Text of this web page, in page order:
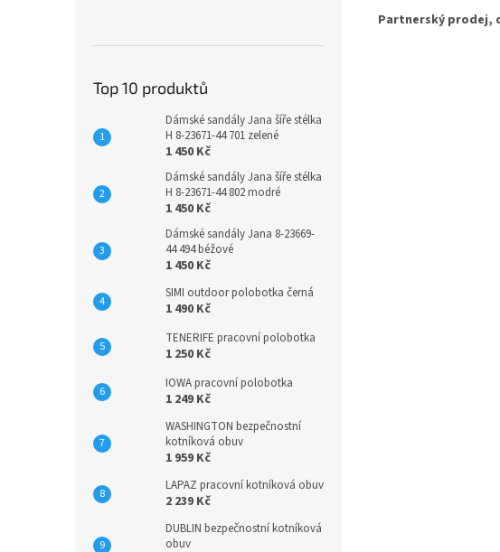
Top 10 produktů
Dámské sandály Jana šíře stélka
H 8-23671-44 701 zelené
1 450 Kč
Dámské sandály Jana šíře stélka
H 8-23671-44 802 modré
1 450 Kč
Dámské sandály Jana 8-23669-
44 494 béžové
1 450 Kč
SIMI outdoor polobotka černá
1 490 Kč
TENERIFE pracovní polobotka
1 250 Kč
IOWA pracovní polobotka
1 249 Kč
WASHINGTON bezpečnostní
kotníková obuv
1 959 Kč
LAPAZ pracovní kotníková obuv
2 239 Kč
DUBLIN bezpečnostní kotníková
obuv
Partnerský prodej,